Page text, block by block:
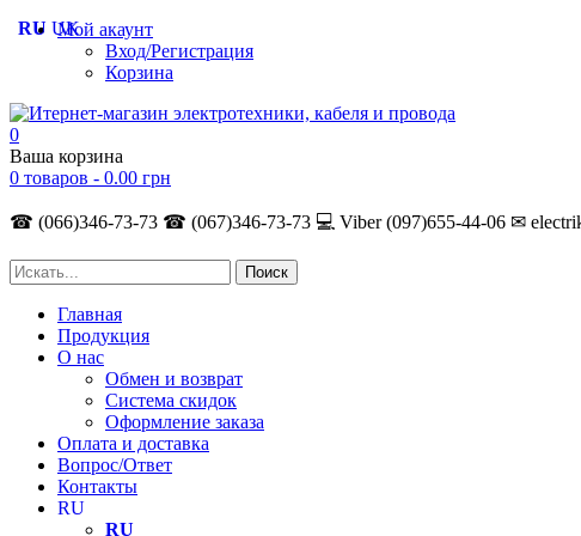
Мой акаунт
Вход/Регистрация
Корзина
0
Ваша корзина
0 товаров - 0.00 грн
☎ (066)346-73-73 ☎ (067)346-73-73 💻 Viber (097)655-44-06 ✉
Главная
Продукция
О нас
Обмен и возврат
Система скидок
Оформление заказа
Оплата и доставка
Вопрос/Ответ
Контакты
RU
RU
RU UK